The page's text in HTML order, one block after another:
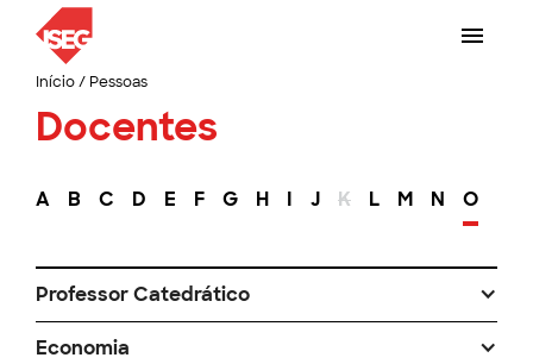
Início/ Pessoas
Docentes
A B C D E F G H I J K L M N O
Professor Catedrático
Economia